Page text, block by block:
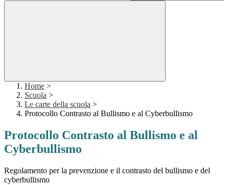
Home >
Scuola >
Le carte della scuola >
Protocollo Contrasto al Bullismo e al Cyberbullismo
Protocollo Contrasto al Bullismo e al
Cyberbullismo
Regolamento per la prevenzione e il contrasto del bullismo e del
cyberbullismo